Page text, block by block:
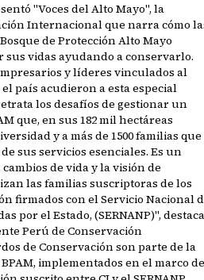
"Voces del Alto Mayo", la
Internacional que narra cómo
de Protección Alto Mayo
vidas ayudando a conservarlo.
y líderes vinculados al
país acudieron a esta especial
los desafíos de gestionar un
que, en sus 182 mil hectáreas
y a más de 1500 familias que
sus servicios esenciales. Es un
de vida y la visión de
las familias suscriptoras de los
firmados con el Servicio Nacional
por el Estado, (SERNANP)", destaca
Perú de Conservación
de Conservación son parte de la
implementados en el marco